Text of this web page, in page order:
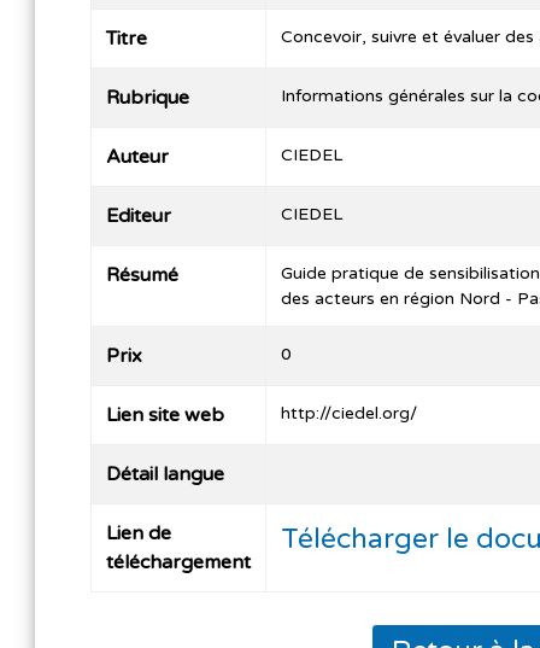
Titre Concevoir, suivre et évaluer
Rubrique Informations générales sur la
Auteur CIEDEL
Editeur CIEDEL
Résumé
Guide pratique de
des acteurs en région Nord -
Prix 0
Lien site web http://ciedel.org/
Détail langue
Lien de
téléchargement
Télécharger le